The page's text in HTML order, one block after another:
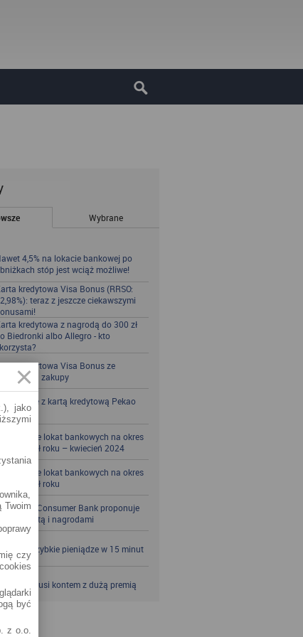
Wybrane
4,5% na lokacie bankowej po
stóp jest wciąż możliwe!
kredytowa Visa Bonus (RRSO:
teraz z jeszcze ciekawszymi
kredytowa z nagrodą do 300 zł
Biedronki albo Allegro - kto
kredytowa Visa Bonus ze
zwrotem za zakupy
Zbieraj mile z kartą kredytową Pekao
Porównanie lokat bankowych na okres
powyżej pół roku – kwiecień 2024
Porównanie lokat bankowych na okres
powyżej pół roku
Consumer Bank proponuje
jesień z kartą i nagrodami
po szybkie pieniądze w 15 minut
VeloBank kusi kontem z dużą premią
jako
Twoim
czy
być
z o.o.